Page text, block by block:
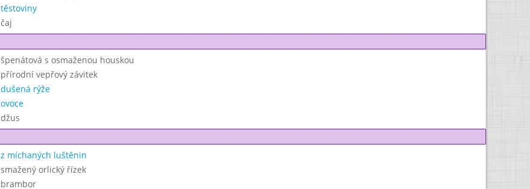
těstoviny
čaj
špenátová s osmaženou houskou
přírodní vepřový závitek
dušená rýže
ovoce
džus
z míchaných luštěnin
smažený orlický řízek
brambor